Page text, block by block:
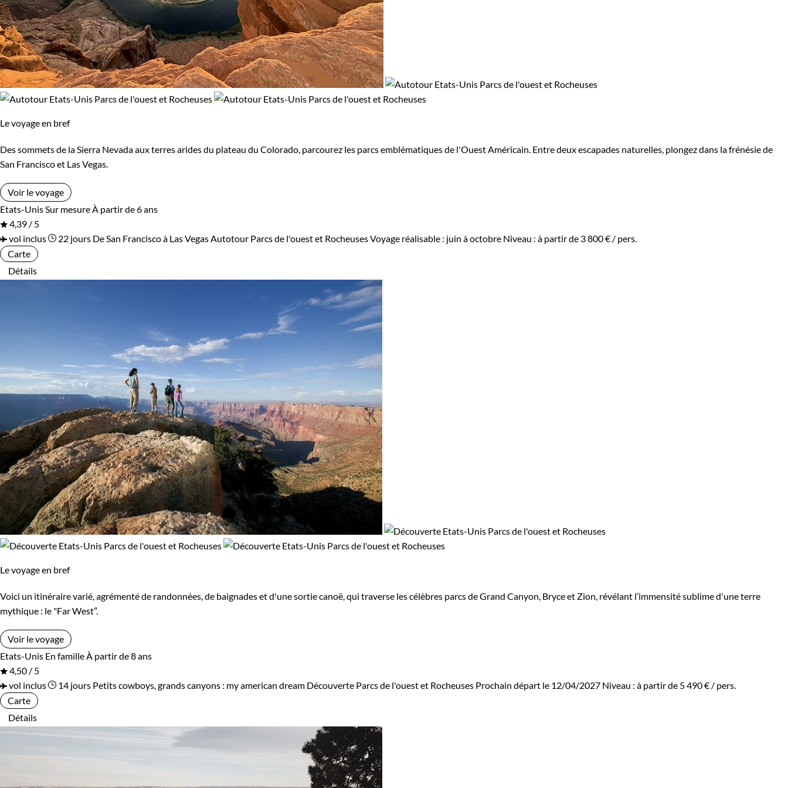
Chez Terres d'Aventures certains de nos voyages ont des départs garantis.Acheter un voyage aux Etats-Unis,
d'aventure inoubliable ! Demandez conseil à nos conseiler en agence pour planifier et réserver au mieux votre prochain voyage.
Guide de voyage Etats-Unis
Environnement
Bord de mer et îles Désert
Forêts, collines, rivières et lacs
Montagne
Le voyage en bref
Des sommets de la Sierra Nevada aux terres arides du plateau du Colorado, parcourez les parcs emblématiques de l'Ouest Américain. Entre deux escapades naturelles, plongez dans la frénésie de
San Francisco et Las Vegas.
Voir le voyage
Etats-UnisSur mesureÀ partir de 6 ans
4,39 / 5
vol inclus
22 jours De San Francisco à Las VegasAutotour Parcs de l'ouest et RocheusesVoyage réalisable : juin à octobre Niveau : à partir de 3 800 € / pers.
Carte
Détails
Le voyage en bref
Voici un itinéraire varié, agrémenté de randonnées, de baignades et d'une sortie canoë, qui traverse les célèbres parcs de Grand Canyon, Bryce et Zion, révélant l’immensité sublime d'une terre
mythique : le "Far West”.
Voir le voyage
Etats-Unis En familleÀ partir de 8 ans
4,50 / 5
vol inclus
14 jours Petits cowboys, grands canyons : my american dream Découverte Parcs de l'ouest et Rocheuses Prochain départ le 12/04/2027 Niveau : à partir de 5 490 € / pers.
Carte
Détails